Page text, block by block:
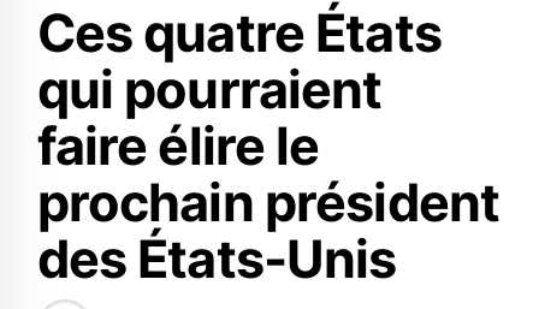
Ces quatre États
qui pourraient
faire élire le
prochain président
des États-Unis